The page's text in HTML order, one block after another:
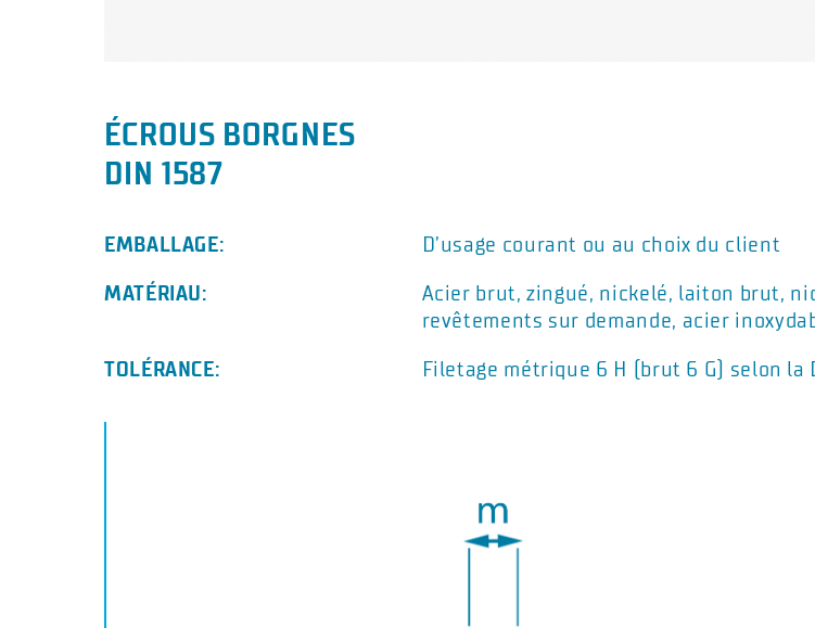
ÉCROUS BORGNES
DIN 1587
EMBALLAGE: D’usage courant ou au choix du client
MATÉRIAU:
Acier brut, zingué, nickelé, laiton brut,
revêtements sur demande, acier
TOLÉRANCE: Filetage métrique 6 H (brut 6 G) selon la